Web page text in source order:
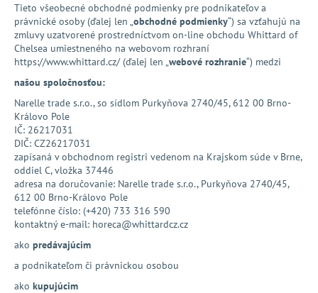
Tieto všeobecné obchodné podmienky pre podnikateľov a
právnické osoby (ďalej len „ obchodné podmienky“) sa vzťahujú na
zmluvy uzatvorené prostredníctvom on-line obchodu Whittard of
Chelsea umiestneného na webovom rozhraní
https://www.whittard.cz/ (ďalej len „ webové rozhranie“) medzi
našou spoločnosťou:
Narelle trade s.r.o., so sídlom Purkyňova 2740/45, 612 00 Brno-
Královo Pole
IČ: 26217031
DIČ: CZ26217031
zapísaná v obchodnom registri vedenom na Krajskom súde v Brne,
oddiel C, vložka 37446
adresa na doručovanie: Narelle trade s.r.o., Purkyňova 2740/45,
612 00 Brno-Královo Pole
telefónne číslo: (+420) 733 316 590
kontaktný e-mail: horeca@whittardcz.cz
ako predávajúcim
a podnikateľom či právnickou osobou
ako kupujúcim
t
r
e
b
u
j
e
t
e
n
á
j
s
ť
?